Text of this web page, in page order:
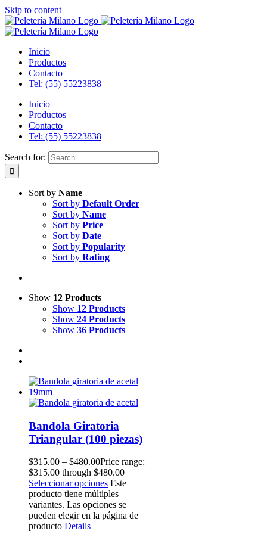
Skip to content
Inicio
Productos
Contacto
Tel: (55) 55223838
Inicio
Productos
Contacto
Tel: (55) 55223838
Search for:
Sort by Name
Sort by Default Order
Sort by Name
Sort by Price
Sort by Date
Sort by Popularity
Sort by Rating
Show 12 Products
Show 12 Products
Show 24 Products
Show 36 Products
Bandola Giratoria
Triangular (100 piezas)
$315.00 – $480.00Price range:
$315.00 through $480.00
Seleccionar opciones Este
producto tiene múltiples
variantes. Las opciones se
pueden elegir en la página de
producto Details